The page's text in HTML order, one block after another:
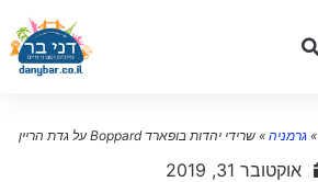
»שרידי יהדות בופארד Boppard על גדת הריין
31, 2019